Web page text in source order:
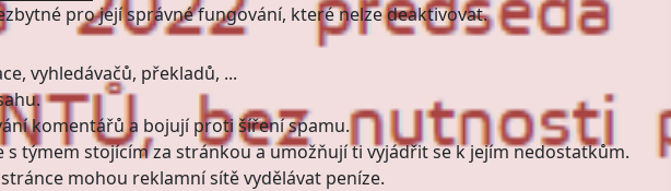
pro její správné fungování, které nelze deaktivovat.
vyhledávačů, překladů, ...
komentářů a bojují proti šíření spamu.
týmem stojícím za stránkou a umožňují ti vyjádřit se k jejím nedostatkům.
mohou reklamní sítě vydělávat peníze.